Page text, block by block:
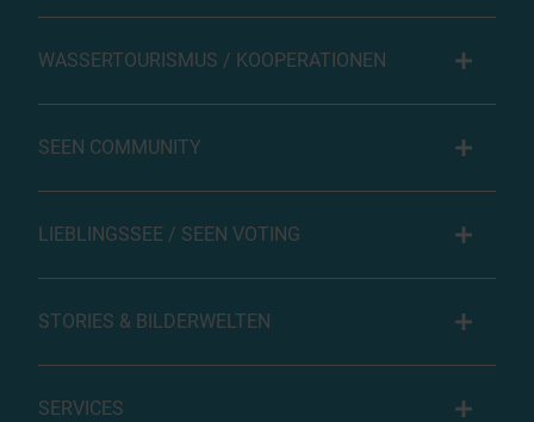
WASSERTOURISMUS / KOOPERATIONEN
SEEN COMMUNITY
LIEBLINGSSEE / SEEN VOTING
STORIES & BILDERWELTEN
SERVICES